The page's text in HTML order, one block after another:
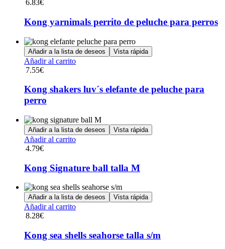
la
de
producto
6.83€
Kong yarnimals perrito de peluche para perros
Añadir a la lista de deseos Vista rápida
Añadir al carrito
7.55€
Kong shakers luv´s elefante de peluche para
perro
Añadir a la lista de deseos Vista rápida
Añadir al carrito
4.79€
Kong Signature ball talla M
Añadir a la lista de deseos Vista rápida
Añadir al carrito
8.28€
Kong sea shells seahorse talla s/m